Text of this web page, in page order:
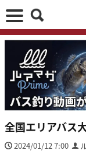
全国エリアバス
2024/01/12 7:00